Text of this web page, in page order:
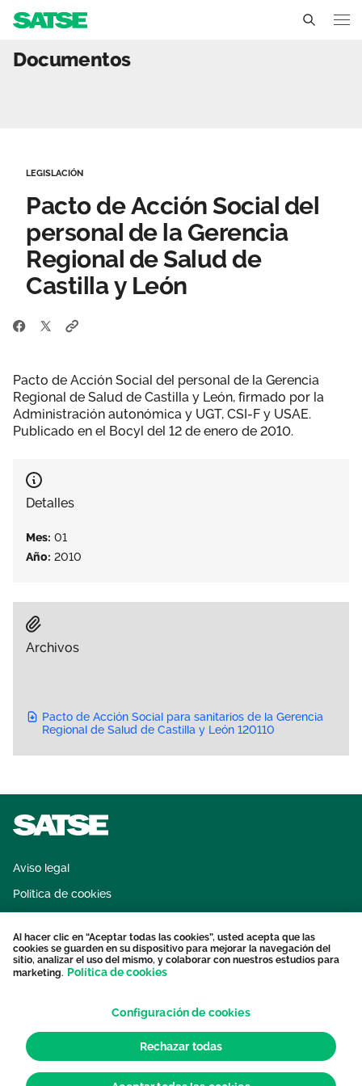
Delegados Sindicales
Estructura organizativa
Transparencia
Secciones sindicales
Servicios
Actualidad
Temas
Empleo
Documentos
Vídeos
Castilla y León
Contáctanos
Área privada
Únete
Pacto de Acción Social
Documentos
LEGISLACIÓN
Pacto de Acción Social del
personal de la Gerencia
Regional de Salud de
Castilla y León
Pacto de Acción Social del personal de la Gerencia
Regional de Salud de Castilla y León, firmado por la
Administración autonómica y UGT, CSI-F y USAE.
Publicado en el Bocyl del 12 de enero de 2010.
Detalles
Mes: 01
Año: 2010
Archivos
Pacto de Acción Social para sanitarios de la Gerencia
Regional de Salud de Castilla y León 120110
Aviso legal
Política de cookies
Protección datos personales
Contacto
Al hacer clic en “Aceptar todas las cookies”, usted acepta que las
cookies se guarden en su dispositivo para mejorar la navegación del
sitio, analizar el uso del mismo, y colaborar con nuestros estudios para
marketing. Política de cookies
Configuración de cookies
Rechazar todas